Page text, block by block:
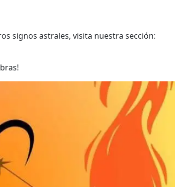
signos astrales, visita nuestra sección: